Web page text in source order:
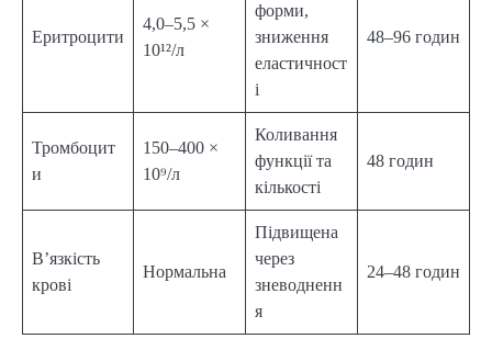
Еритроцити
4,0–5,5 ×
10¹²/л
форми,
зниження
еластичност
і
48–96 годин
Тромбоцит
и
150–400 ×
10⁹/л
Коливання
функції та
кількості
48 годин
В’язкість
крові
Нормальна
Підвищена
через
зневодненн
я
24–48 годин